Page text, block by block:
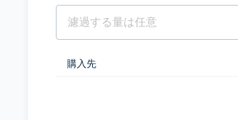
購入先